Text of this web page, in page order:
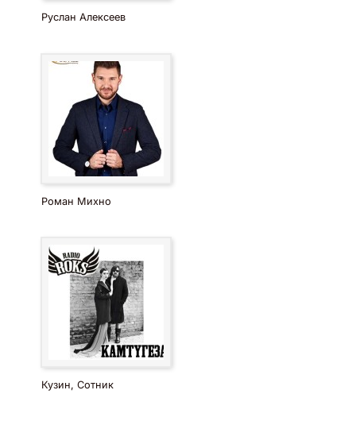
Руслан Алексеев
Роман Михно
Кузин, Сотник